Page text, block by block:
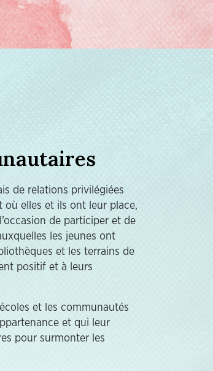
de relations privilégiées
où elles et ils ont leur place,
de participer et de
les jeunes ont
et les terrains de
positif et à leurs
et les communautés
et qui leur
pour surmonter les